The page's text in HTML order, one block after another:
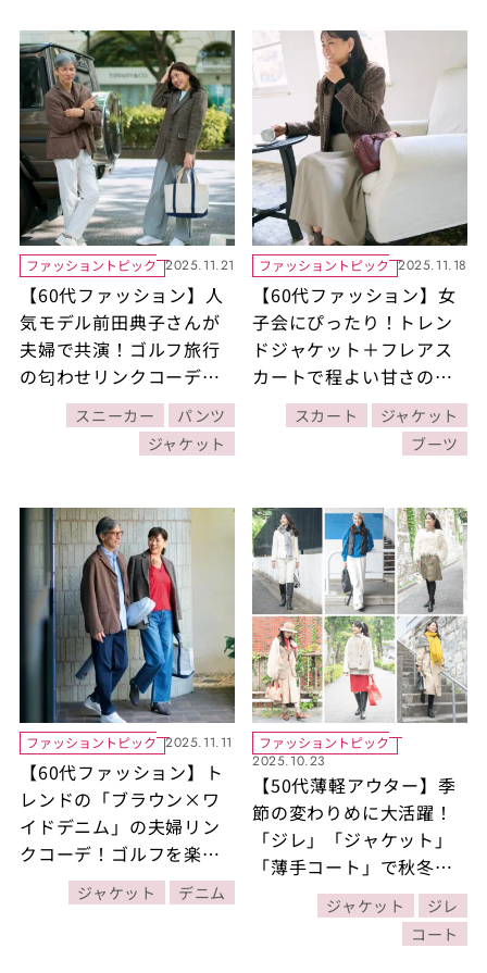
ファッショントピック 2025.11.21
【60代ファッション】人
気モデル前田典子さんが
夫婦で共演！ゴルフ旅行
の匂わせリンクコーデを
ご紹介【60代秋の着まわ
し30days Day18】
スニーカー
パンツ
ジャケット
ファッショントピック 2025.11.18
【60代ファッション】女
子会にぴったり！トレン
ドジャケット＋フレアス
カートで程よい甘さのフ
ェミニンコーデ！ 素敵な
宝島田家物語15日目【60
代秋の着まわし30days
スカート
ジャケット
ブーツ
ファッショントピック 2025.11.11
【60代ファッション】ト
レンドの「ブラウン×ワ
イドデニム」の夫婦リン
クコーデ！ゴルフを楽し
む日のこなれたきれいめ
スタイル 素敵な宝島田
ジャケット デニム
ファッショントピック
2025.10.23
【50代薄軽アウター】季
節の変わりめに大活躍！
「ジレ」「ジャケット」
「薄手コート」で秋冬の
おしゃれを格上げする着
こなし6選
ジャケット
ジレ
コート